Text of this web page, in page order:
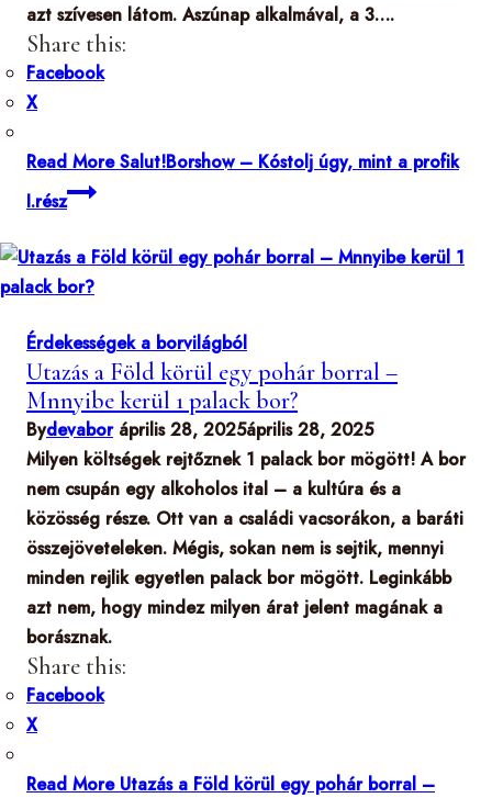
azt szívesen látom. Aszúnap alkalmával, a 3….
Share this:
Facebook
X
Read MoreSalut!Borshow – Kóstolj úgy, mint a profik
I.rész
Érdekességek a borvilágból
Utazás a Föld körül egy pohár borral –
Mnnyibe kerül 1 palack bor?
Bydevabor április 28, 2025április 28, 2025
Milyen költségek rejtőznek 1 palack bor mögött! A bor
nem csupán egy alkoholos ital – a kultúra és a
közösség része. Ott van a családi vacsorákon, a baráti
összejöveteleken. Mégis, sokan nem is sejtik, mennyi
minden rejlik egyetlen palack bor mögött. Leginkább
azt nem, hogy mindez milyen árat jelent magának a
borásznak.
Share this:
Facebook
X
Read MoreUtazás a Föld körül egy pohár borral –